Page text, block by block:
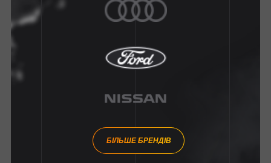
БІЛЬШЕ БРЕНДІВ